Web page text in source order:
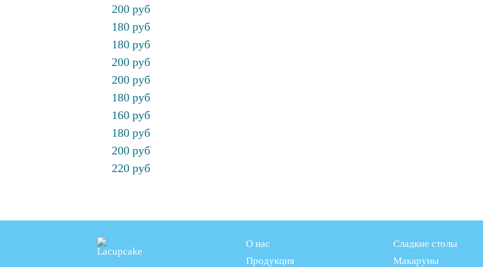
200 руб
180 руб
180 руб
200 руб
200 руб
180 руб
160 руб
180 руб
200 руб
220 руб
О нас
Продукция
Сладкие столы
Макаруны